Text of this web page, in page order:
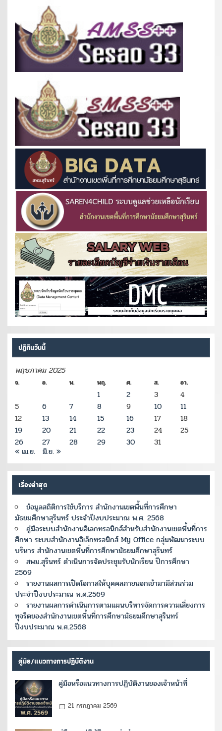
ปฏิทินวันนี้
พฤษภาคม 2025
จ. อ. พ. พฤ. ศ. ส. อา.
1 2 3
4
5
6 7 8 9 10
11
12
13 14 15 16 17
18
19
20 21 22 23 24
25
26
27 28 29 30 31
« เม.ย. มิ.ย. »
เรื่องล่าสุด
ข้อมูลสถิติการใช้บริการ สำนักงานเขตพื้นที่การศึกษา
มัธยมศึกษาสุรินทร์ ประจำปีงบประมาณ พ.ศ. 2568
คู่มือระบบสำนักงานอิเลกทรอนิกส์สำหรับสำนักงานเขตพื้นที่การ
ศึกษา ระบบสำนักงานอิเล็กทรอนิกส์ My Office กลุ่มพัฒนาระบบ
บริหาร สำนักงานเขตพื้นที่การศึกษามัธยมศึกษาสุรินทร์
สพม.สุรินทร์ ดำเนินการจัดประชุมรับนักเรียน ปีการศึกษา
2569
รายงานผลการเปิดโอกาสให้บุคคลภายนอกเข้ามามีส่วนร่วม
ประจำปีงบประมาณ พ.ศ.2569
รายงานผลการดำเนินการตามแผนบริหารจัดการความเสี่ยงการ
ทุจริตของสำนักงานเขตพื้นที่การศึกษามัธยมศึกษาสุรินทร์
ปีงบประมาณ พ.ศ.2568
คู่มือ/แนวทางการปฏิบัติงาน
คู่มือหรือแนวทางการปฏิบัติงานของเจ้าหน้าที่
21 กรกฎาคม 2569